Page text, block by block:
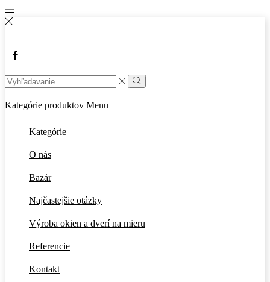
Facebook
Search
input
Vyhľadávanie
Kategórie produktov Menu
Kategórie
O nás
Bazár
Najčastejšie otázky
Výroba okien a dverí na mieru
Referencie
Kontakt